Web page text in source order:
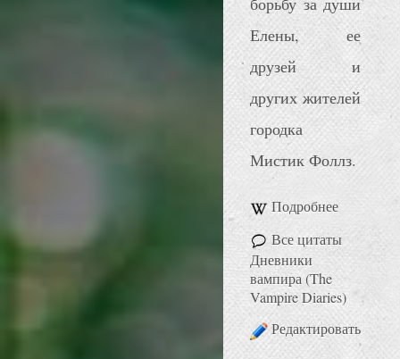
Елены, ее
друзей и
других жителей
городка
Мистик Фоллз.
Подробнее
Все цитаты
Дневники
вампира (The
Vampire Diaries)
Редактировать